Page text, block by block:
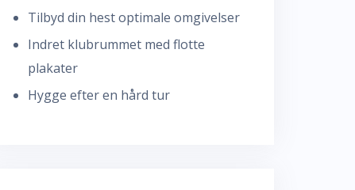
Tilbyd din hest optimale omgivelser
Indret klubrummet med flotte
plakater
Hygge efter en hård tur